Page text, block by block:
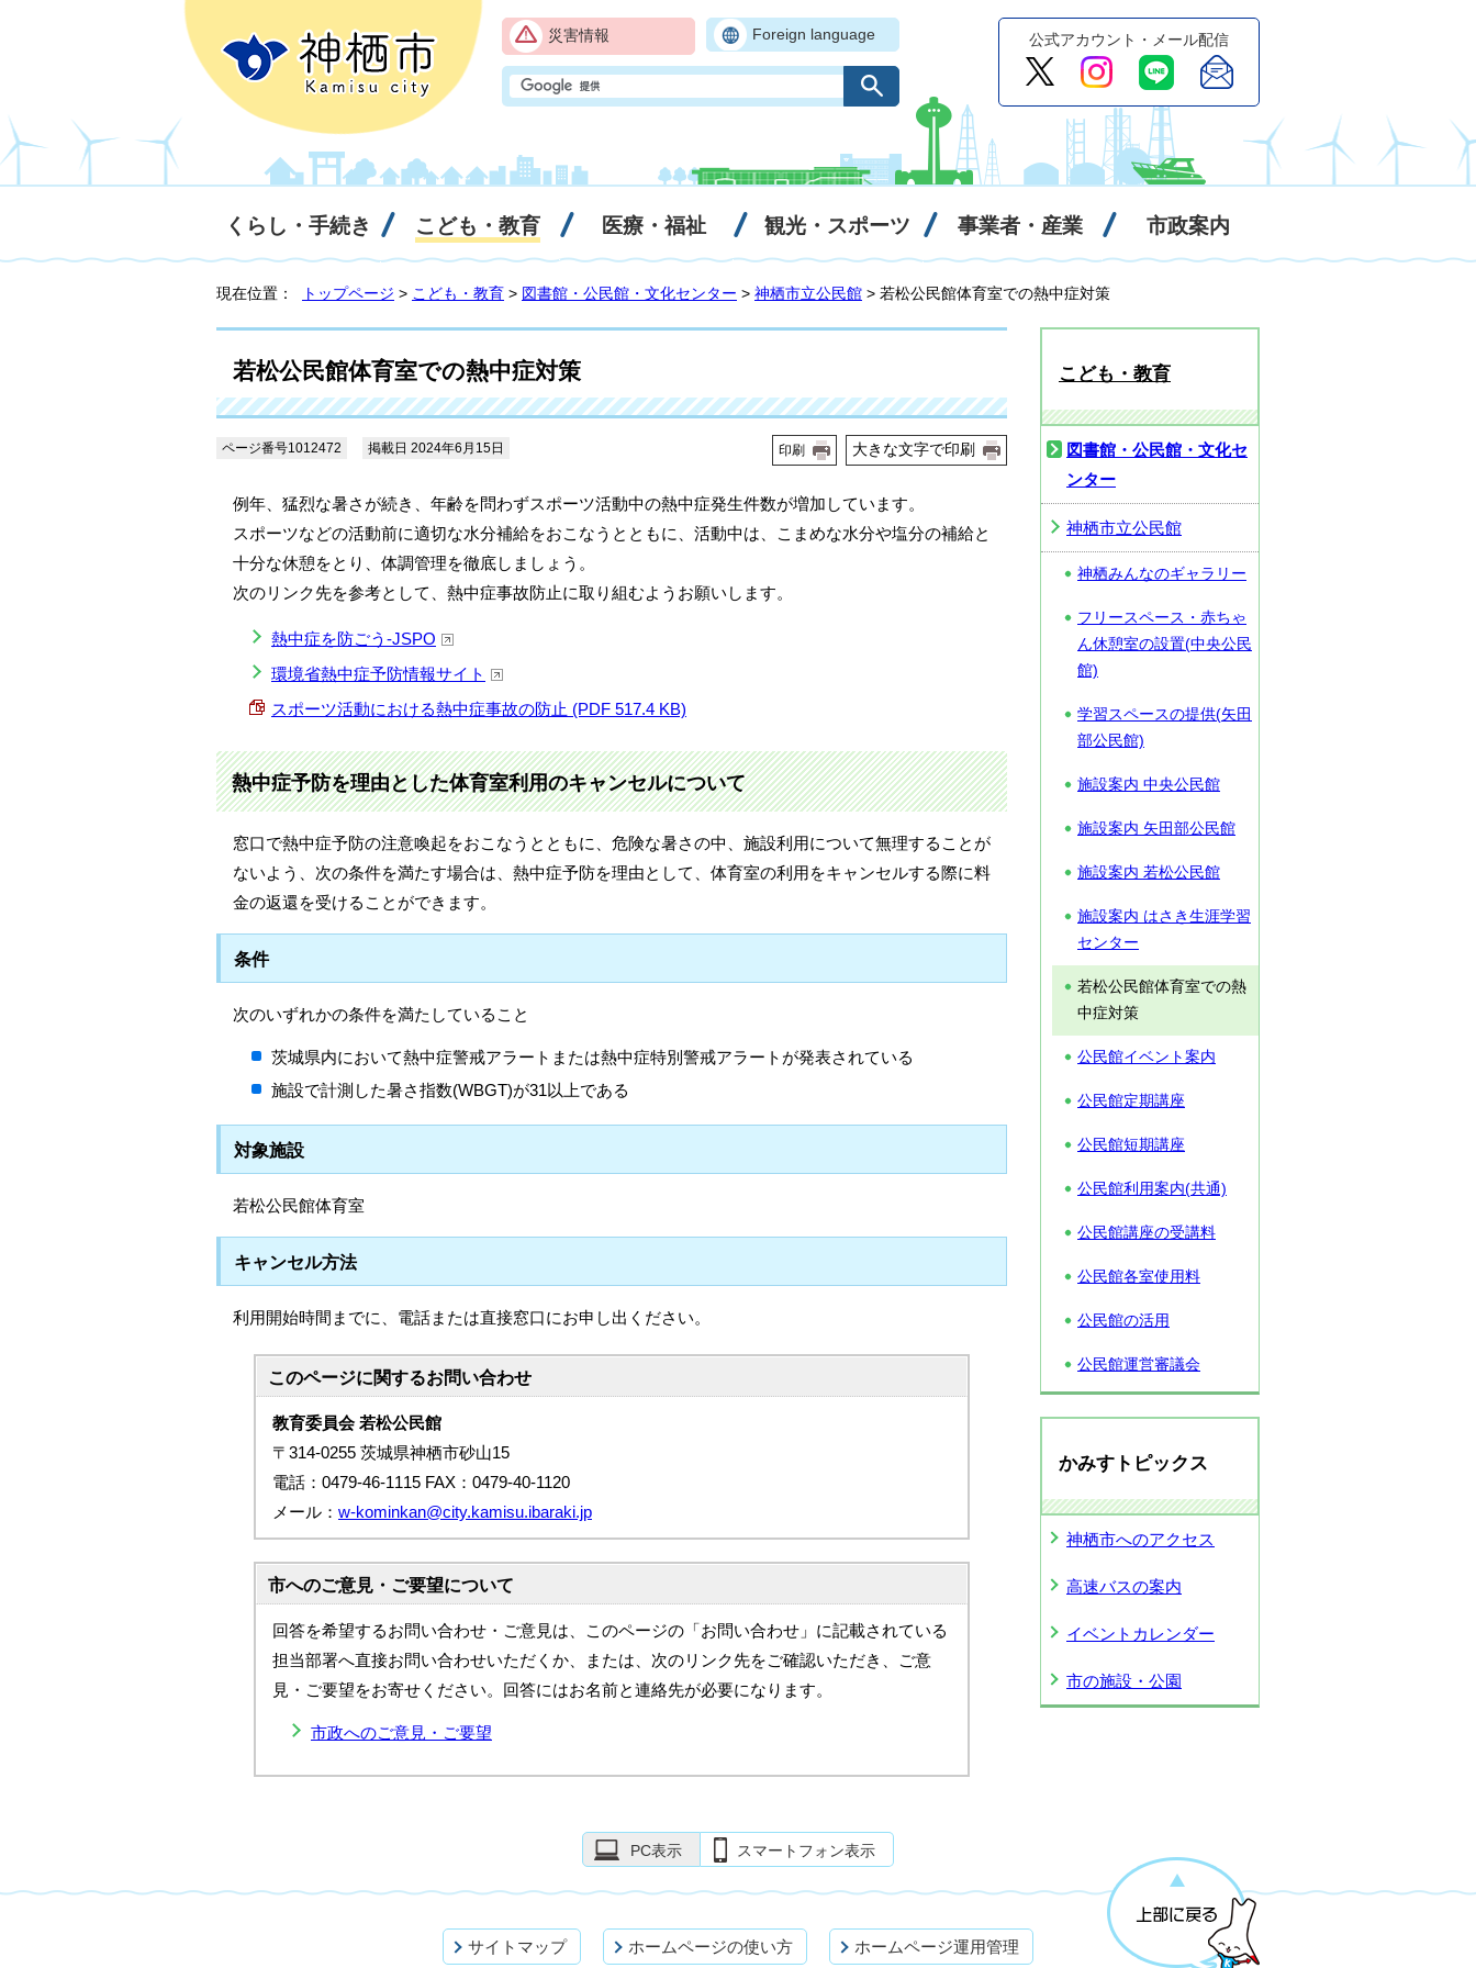
災害情報 Foreign language 公式アカウント・メール配信
くらし・手続き こども・教育 医療・福祉 観光・スポーツ 事業者・産業 市政案内
現在位置： トップページ > こども・教育 > 図書館・公民館・文化センター > 神栖市立公民館 > 若松公民館体育室での熱中症対策
若松公民館体育室での熱中症対策
ページ番号1012472 掲載日 2024年6月15日 印刷 大きな文字で印刷
例年、猛烈な暑さが続き、年齢を問わずスポーツ活動中の熱中症発生件数が増加しています。
スポーツなどの活動前に適切な水分補給をおこなうとともに、活動中は、こまめな水分や塩分の補給と
十分な休憩をとり、体調管理を徹底しましょう。
次のリンク先を参考として、熱中症事故防止に取り組むようお願いします。
熱中症を防ごう-JSPO
環境省熱中症予防情報サイト
スポーツ活動における熱中症事故の防止 (PDF 517.4 KB)
熱中症予防を理由とした体育室利用のキャンセルについて
窓口で熱中症予防の注意喚起をおこなうとともに、危険な暑さの中、施設利用について無理することが
ないよう、次の条件を満たす場合は、熱中症予防を理由として、体育室の利用をキャンセルする際に料
金の返還を受けることができます。
条件
次のいずれかの条件を満たしていること
茨城県内において熱中症警戒アラートまたは熱中症特別警戒アラートが発表されている
施設で計測した暑さ指数(WBGT)が31以上である
対象施設
若松公民館体育室
キャンセル方法
利用開始時間までに、電話または直接窓口にお申し出ください。
このページに関するお問い合わせ
教育委員会 若松公民館
〒314-0255 茨城県神栖市砂山15
電話：0479-46-1115 FAX：0479-40-1120
メール： w-kominkan@city.kamisu.ibaraki.jp
市へのご意見・ご要望について
回答を希望するお問い合わせ・ご意見は、このページの「お問い合わせ」に記載されている
担当部署へ直接お問い合わせいただくか、または、次のリンク先をご確認いただき、ご意
見・ご要望をお寄せください。回答にはお名前と連絡先が必要になります。
市政へのご意見・ご要望
こども・教育
図書館・公民館・文化セ
ンター
神栖市立公民館
神栖みんなのギャラリー
フリースペース・赤ちゃ
ん休憩室の設置(中央公民
館)
学習スペースの提供(矢田
部公民館)
施設案内 中央公民館
施設案内 矢田部公民館
施設案内 若松公民館
施設案内 はさき生涯学習
センター
若松公民館体育室での熱
中症対策
公民館イベント案内
公民館定期講座
公民館短期講座
公民館利用案内(共通)
公民館講座の受講料
公民館各室使用料
公民館の活用
公民館運営審議会
かみすトピックス
神栖市へのアクセス
高速バスの案内
イベントカレンダー
市の施設・公園
PC表示 スマートフォン表示
サイトマップ ホームページの使い方 ホームページ運用管理